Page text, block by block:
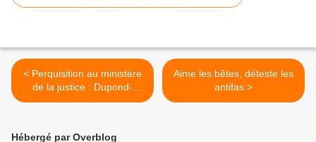
< Perquisition au ministère
de la justice : Dupond-
Moretti soupçonné de prise
Aime les bêtes, déteste les
antifas >
Hébergé par Overblog